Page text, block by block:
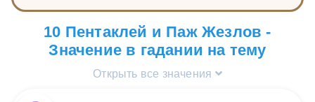
10 Пентаклей и Паж Жезлов -
Значение в гадании на тему
Открыть все значения